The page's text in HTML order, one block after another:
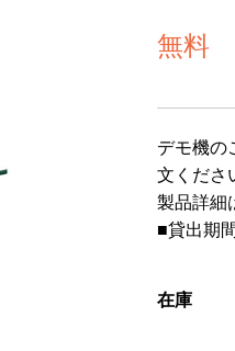
無料
デモ機の
文くださ
製品詳細
■貸出期
在庫